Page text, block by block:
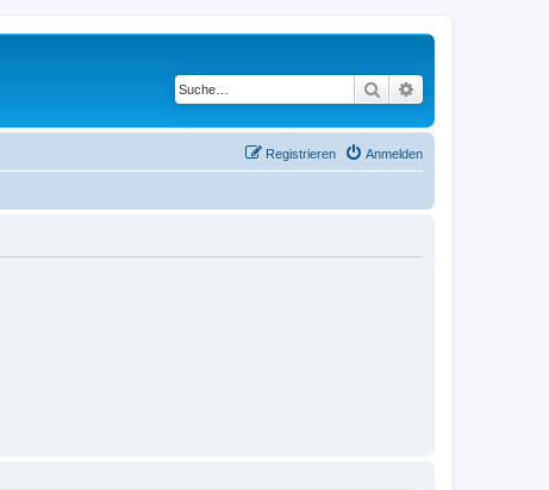
Suche
Anmelden
Registrieren